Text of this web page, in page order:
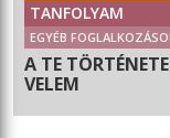
TANFOLYAM
EGYÉB
A TE
VELEM